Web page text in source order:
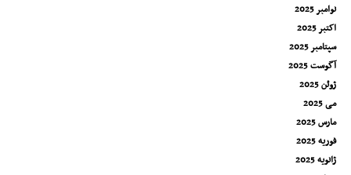
نوامبر 2025
اکتبر 2025
سپتامبر 2025
آگوست 2025
ژوئن 2025
می 2025
مارس 2025
فوریه 2025
ژانویه 2025